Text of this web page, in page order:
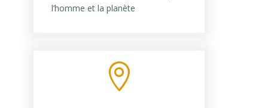
l’homme et la planète
